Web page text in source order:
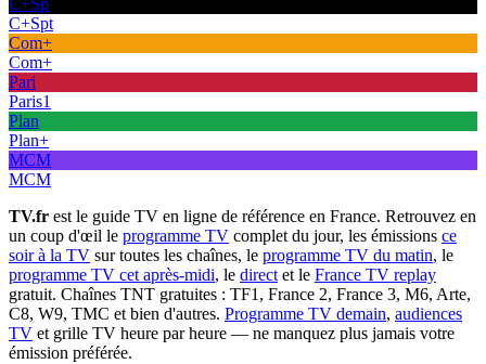
C+Sp
C+Spt
Com+
Com+
Pari
Paris1
Plan
Plan+
MCM
MCM
TV.fr est le guide TV en ligne de référence en France. Retrouvez en
un coup d'œil le programme TV complet du jour, les émissions ce
soir à la TV sur toutes les chaînes, le programme TV du matin, le
programme TV cet après-midi, le direct et le France TV replay
gratuit. Chaînes TNT gratuites : TF1, France 2, France 3, M6, Arte,
C8, W9, TMC et bien d'autres. Programme TV demain, audiences
TV et grille TV heure par heure — ne manquez plus jamais votre
émission préférée.